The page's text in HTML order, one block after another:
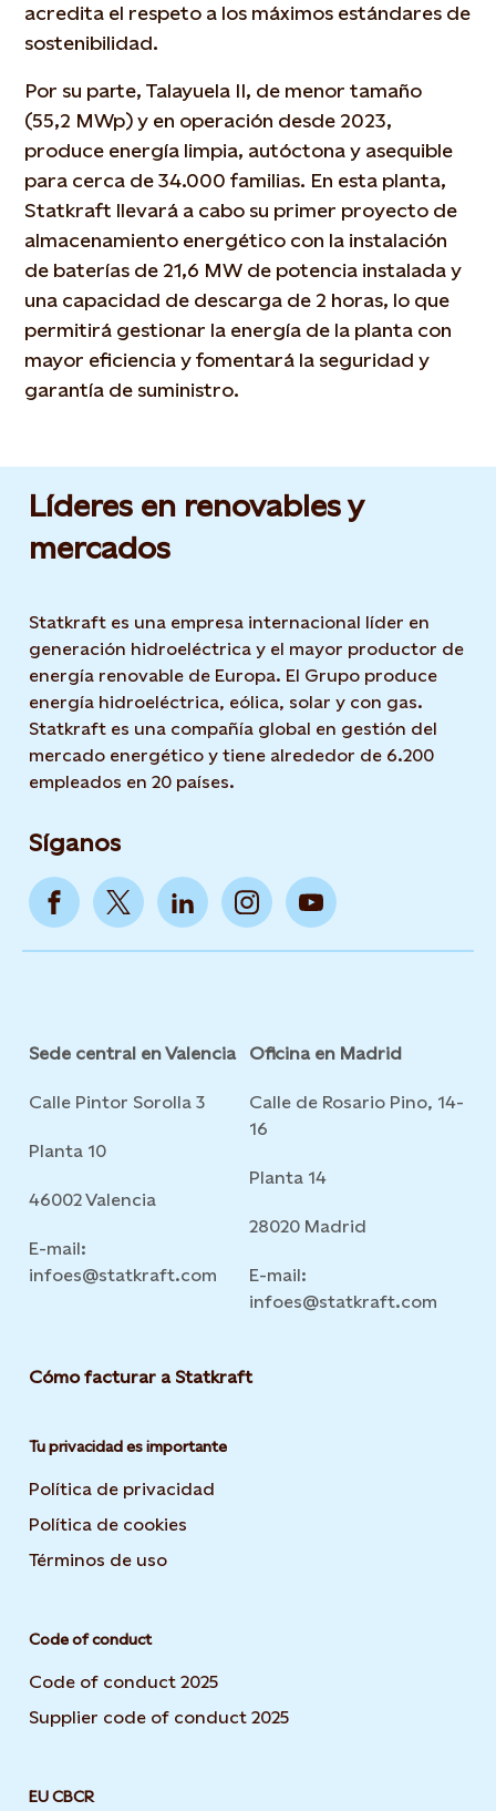
acredita el respeto a los máximos estándares de
sostenibilidad.
Por su parte, Talayuela II, de menor tamaño
(55,2 MWp) y en operación desde 2023,
produce energía limpia, autóctona y asequible
para cerca de 34.000 familias. En esta planta,
Statkraft llevará a cabo su primer proyecto de
almacenamiento energético con la instalación
de baterías de 21,6 MW de potencia instalada y
una capacidad de descarga de 2 horas, lo que
permitirá gestionar la energía de la planta con
mayor eficiencia y fomentará la seguridad y
garantía de suministro.
Líderes en renovables y
mercados
Statkraft es una empresa internacional líder en
generación hidroeléctrica y el mayor productor de
energía renovable de Europa. El Grupo produce
energía hidroeléctrica, eólica, solar y con gas.
Statkraft es una compañía global en gestión del
mercado energético y tiene alrededor de 6.200
empleados en 20 países.
Síganos
Sede central en Valencia
Calle Pintor Sorolla 3
Planta 10
46002 Valencia
E-mail:
infoes@statkraft.com
Oficina en Madrid
Calle de Rosario Pino, 14-
16
Planta 14
28020 Madrid
E-mail:
infoes@statkraft.com
Cómo facturar a Statkraft
Tu privacidad es importante
Política de privacidad
Política de cookies
Términos de uso
Code of conduct
Code of conduct 2025
Supplier code of conduct 2025
EU CBCR